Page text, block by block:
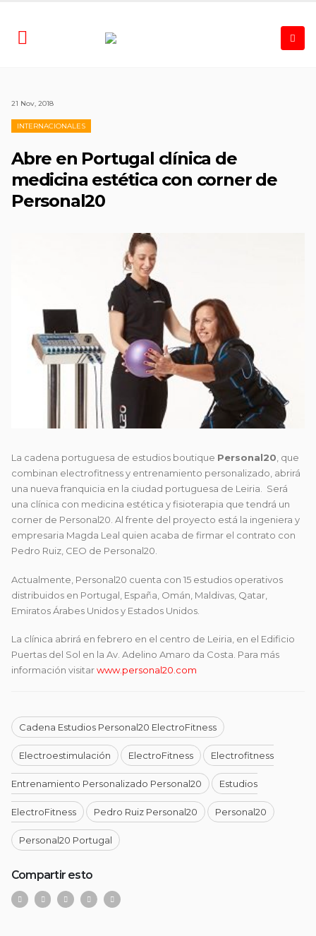
21 Nov, 2018
INTERNACIONALES
Abre en Portugal clínica de
medicina estética con corner de
Personal20
La cadena portuguesa de estudios boutique Personal20, que
combinan electrofitness y entrenamiento personalizado, abrirá
una nueva franquicia en la ciudad portuguesa de Leiria. Será
una clínica con medicina estética y fisioterapia que tendrá un
corner de Personal20. Al frente del proyecto está la ingeniera y
empresaria Magda Leal quien acaba de firmar el contrato con
Pedro Ruiz, CEO de Personal20.
Actualmente, Personal20 cuenta con 15 estudios operativos
distribuidos en Portugal, España, Omán, Maldivas, Qatar,
Emiratos Árabes Unidos y Estados Unidos.
La clínica abrirá en febrero en el centro de Leiria, en el Edificio
Puertas del Sol en la Av. Adelino Amaro da Costa. Para más
información visitarwww.personal20.com
Cadena Estudios Personal20 ElectroFitness
Electroestimulación ElectroFitness Electrofitness
Entrenamiento Personalizado Personal20 Estudios
ElectroFitness Pedro Ruiz Personal20 Personal20
Personal20 Portugal
Compartir esto